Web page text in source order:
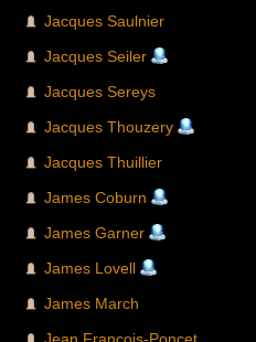
Jacques Saulnier
Jacques Seiler
Jacques Sereys
Jacques Thouzery
Jacques Thuillier
James Coburn
James Garner
James Lovell
James March